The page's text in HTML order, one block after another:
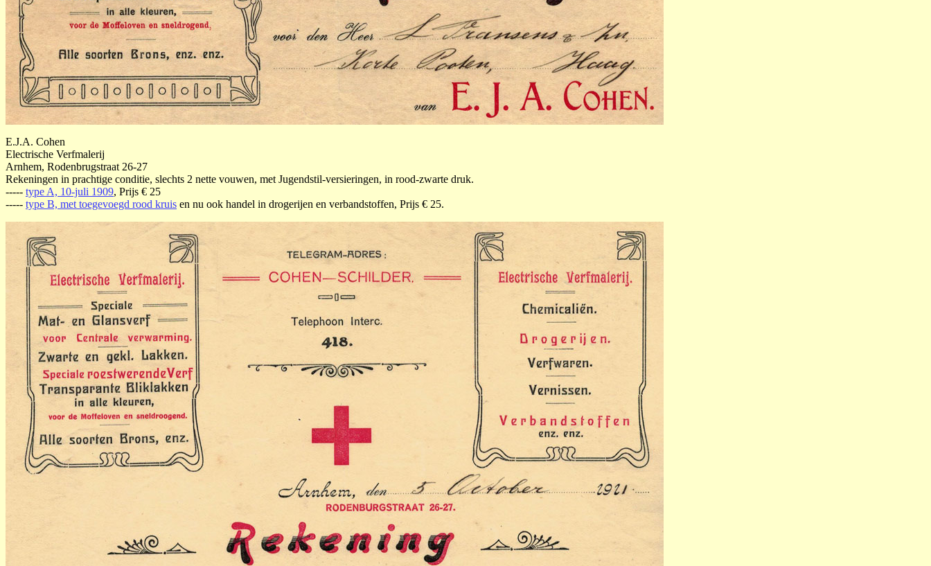
E.J.A. Cohen
Electrische Verfmalerij
Arnhem, Rodenbrugstraat 26-27
Rekeningen in prachtige conditie, slechts 2 nette vouwen, met Jugendstil-versieringen, in rood-zwarte druk.
----- type A, 10-juli 1909, Prijs € 25
----- type B, met toegevoegd rood kruis en nu ook handel in drogerijen en verbandstoffen, Prijs € 25.